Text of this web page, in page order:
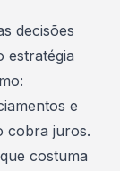
decisões
estratégia
e
cobra juros.
costuma